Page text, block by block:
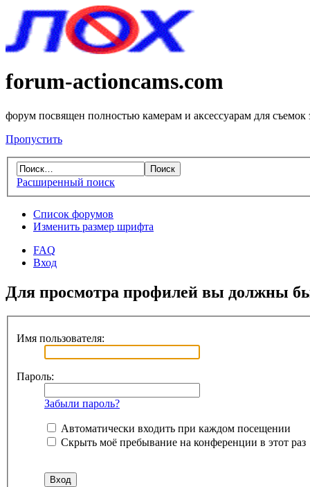
forum-actioncams.com
форум посвящен полностью камерам и аксессуарам для съемок
Пропустить
Расширенный поиск
Список форумов
Изменить размер шрифта
FAQ
Вход
Для просмотра профилей вы должны
Имя пользователя:
Пароль:
Забыли пароль?
Автоматически входить при каждом посещении
Скрыть моё пребывание на конференции в этот раз